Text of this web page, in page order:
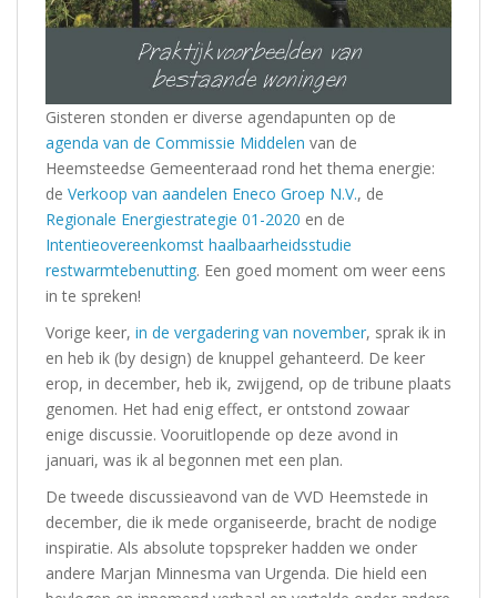
Gisteren stonden er diverse agendapunten op de
agenda van de Commissie Middelen van de
Heemsteedse Gemeenteraad rond het thema energie:
de Verkoop van aandelen Eneco Groep N.V., de
Regionale Energiestrategie 01-2020 en de
Intentieovereenkomst haalbaarheidsstudie
restwarmtebenutting. Een goed moment om weer eens
in te spreken!
Vorige keer, in de vergadering van november, sprak ik in
en heb ik (by design) de knuppel gehanteerd. De keer
erop, in december, heb ik, zwijgend, op de tribune plaats
genomen. Het had enig effect, er ontstond zowaar
enige discussie. Vooruitlopende op deze avond in
januari, was ik al begonnen met een plan.
De tweede discussieavond van de VVD Heemstede in
december, die ik mede organiseerde, bracht de nodige
inspiratie. Als absolute topspreker hadden we onder
andere Marjan Minnesma van Urgenda. Die hield een